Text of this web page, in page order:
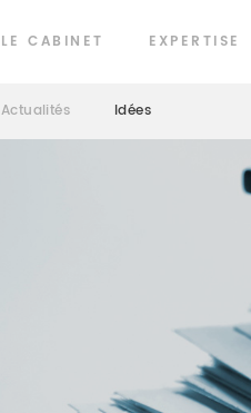
LE CABINET EXPERTISE
Actualités Idées